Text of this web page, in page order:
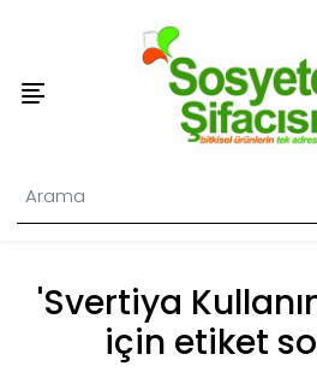
'Svertiya
için etiket